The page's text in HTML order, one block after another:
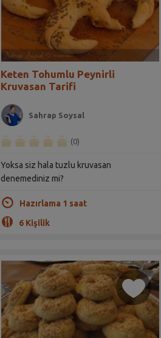
Keten Tohumlu Peynirli
Kruvasan Tarifi
Sahrap Soysal
(0)
Yoksa siz hala tuzlu kruvasan
denemediniz mi?
Hazırlama 1 saat
6 Kişilik